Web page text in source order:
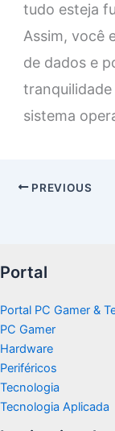
tudo esteja
Assim, você
de dados e
sistema
PREVIOUS
Portal
Portal PC Gamer &
PC Gamer
Hardware
Periféricos
Tecnologia
Tecnologia Aplicada